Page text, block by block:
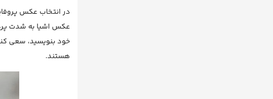
در انتخاب عکس
عکس اشیا به شدت
خود بنویسید، سعی
هستند.